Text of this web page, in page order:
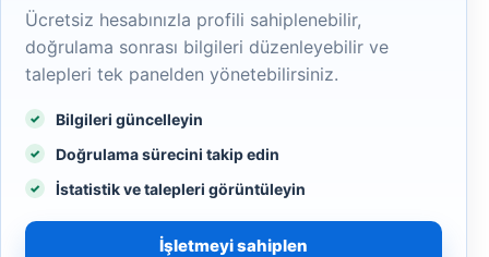
Ücretsiz hesabınızla profili sahiplenebilir,
doğrulama sonrası bilgileri düzenleyebilir ve
talepleri tek panelden yönetebilirsiniz.
Bilgileri güncelleyin
Doğrulama sürecini takip edin
İstatistik ve talepleri görüntüleyin
İşletmeyi sahiplen